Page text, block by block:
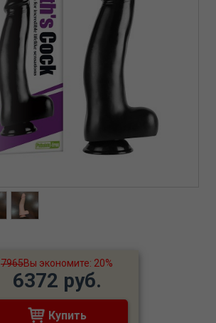
7965Вы экономите: 20%
6372 руб.
Купить